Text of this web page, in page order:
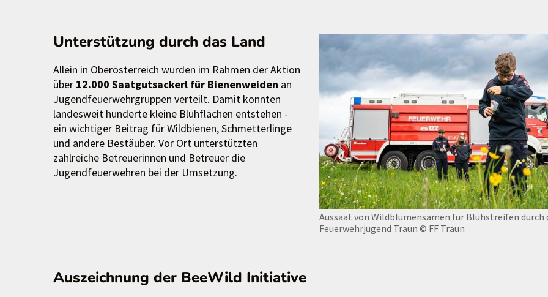
Aussaat von Wildblumensamen für Blühstreifen durch
Feuerwehrjugend Traun © FF Traun
Unterstützung durch das Land
Allein in Oberösterreich wurden im Rahmen der Aktion
über 12.000 Saatgutsackerl für Bienenweiden an
Jugendfeuerwehrgruppen verteilt. Damit konnten
landesweit hunderte kleine Blühflächen entstehen -
ein wichtiger Beitrag für Wildbienen, Schmetterlinge
und andere Bestäuber. Vor Ort unterstützten
zahlreiche Betreuerinnen und Betreuer die
Jugendfeuerwehren bei der Umsetzung.
Auszeichnung der BeeWild Initiative